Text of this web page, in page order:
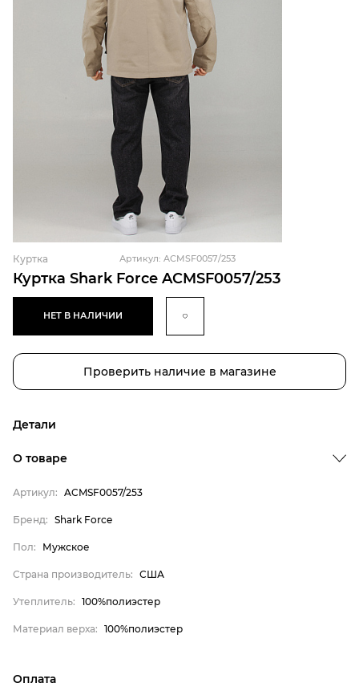
Куртка Shark Force ACMSF0057/253
Куртка Артикул: ACMSF0057/253
НЕТ В НАЛИЧИИ
Проверить наличие в магазине
Детали
Бренд
Пол
Страна производитель
Утеплитель
О товаре
Артикул: ACMSF0057/253
Бренд: Shark Force
Пол: Мужское
Страна производитель: США
Утеплитель: 100%полиэстер
Материал верха: 100%полиэстер
Оплата